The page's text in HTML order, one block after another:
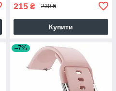
215 ₴ 230 ₴
Купити
–7%